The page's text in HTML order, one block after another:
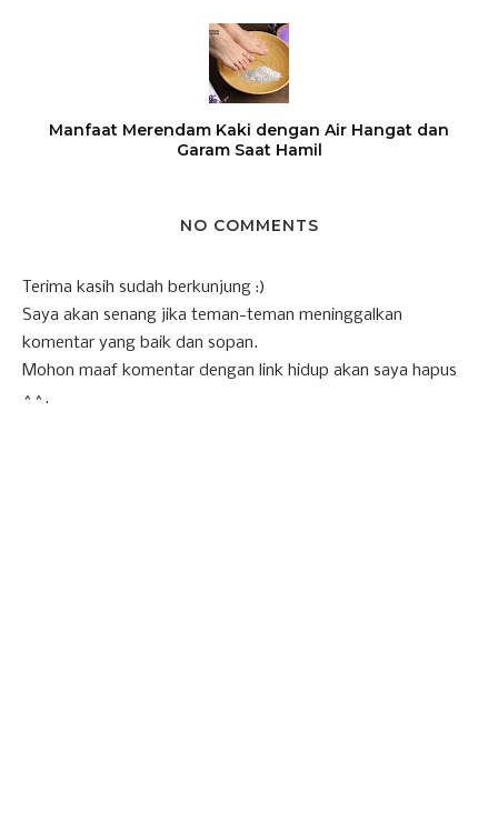
Manfaat Merendam Kaki dengan Air Hangat dan
Garam Saat Hamil
NO COMMENTS
Terima kasih sudah berkunjung :)
Saya akan senang jika teman-teman meninggalkan
komentar yang baik dan sopan.
Mohon maaf komentar dengan link hidup akan saya hapus
^^.